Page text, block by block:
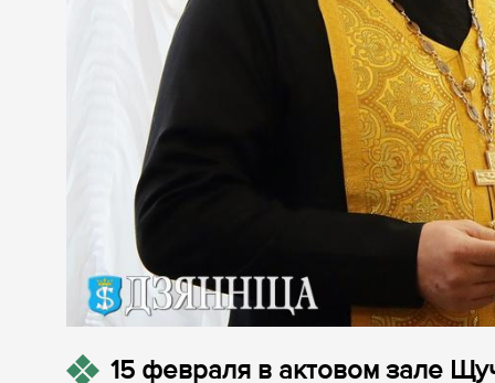
15 февраля в актовом зале